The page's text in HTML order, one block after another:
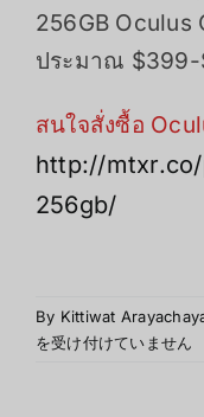
256GB Oculus
ประมาณ $399-
สนใจสั่งซื้อ
http://
256gb/
By Kittiwat
を受け付けていません